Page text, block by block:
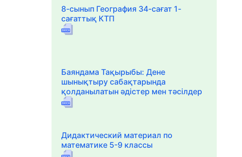
8-сынып География 34-сағат 1-
сағаттық КТП
Баяндама Тақырыбы: Дене
шынықтыру сабақтарында
қолданылатын әдістер мен тәсілдер
Дидактический материал по
математике 5-9 классы